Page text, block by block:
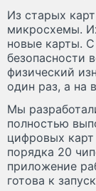
Из старых
микросхемы.
новые карты.
безопасности
физический
один раз, а на
Мы
полностью
цифровых
порядка 20
приложение
готова к